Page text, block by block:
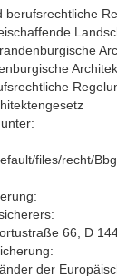
berufsrechtliche
files/recht/
66, D
der